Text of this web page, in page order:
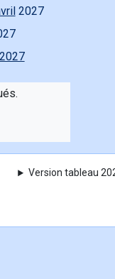
2027
Version tableau